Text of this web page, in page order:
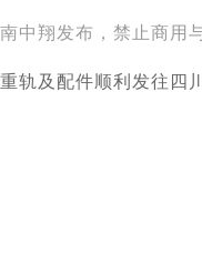
中翔发布，禁止商用
轨及配件顺利发往四